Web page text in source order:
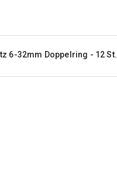
6-32mm Doppelring - 12 St.